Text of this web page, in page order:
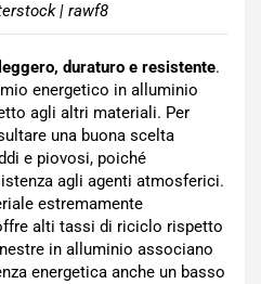
| rawf8
leggero, duraturo e resistente.
energetico in alluminio
agli altri materiali. Per
una buona scelta
e piovosi, poiché
agli agenti atmosferici.
estremamente
alti tassi di riciclo rispetto
in alluminio associano
energetica anche un basso